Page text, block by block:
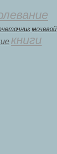
мочевой
книги